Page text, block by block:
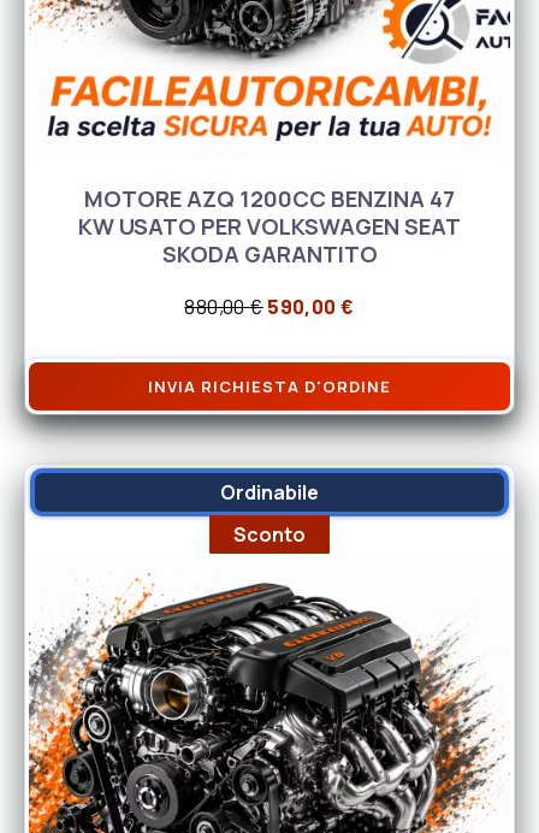
MOTORE AZQ 1200CC BENZINA 47
KW USATO PER VOLKSWAGEN SEAT
SKODA GARANTITO
880,00€ Il prezzo originale era:
590,00€
INVIA RICHIESTA D'ORDINE
Ordinabile
Sconto